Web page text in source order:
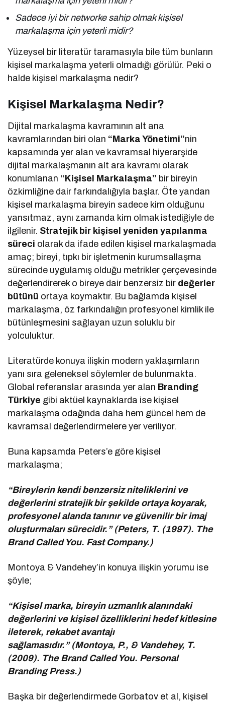
Sadece iyi bir networke sahip olmak kişisel
markalaşma için yeterli midir?
Yüzeysel bir literatür taramasıyla bile tüm bunların
kişisel markalaşma yeterli olmadığı görülür. Peki o
halde kişisel markalaşma nedir?
Kişisel Markalaşma Nedir?
Dijital markalaşma kavramının alt ana
kavramlarından biri olan “Marka Yönetimi”nin
kapsamında yer alan ve kavramsal hiyerarşide
dijital markalaşmanın alt ara kavramı olarak
konumlanan “Kişisel Markalaşma” bir bireyin
özkimliğine dair farkındalığıyla başlar. Öte yandan
kişisel markalaşma bireyin sadece kim olduğunu
yansıtmaz, aynı zamanda kim olmak istediğiyle de
ilgilenir. Stratejik bir kişisel yeniden yapılanma
süreci olarak da ifade edilen kişisel markalaşmada
amaç; bireyi, tıpkı bir işletmenin kurumsallaşma
sürecinde uygulamış olduğu metrikler çerçevesinde
değerlendirerek o bireye dair benzersiz bir değerler
bütünü ortaya koymaktır. Bu bağlamda kişisel
markalaşma, öz farkındalığın profesyonel kimlik ile
bütünleşmesini sağlayan uzun soluklu bir
yolculuktur.
Literatürde konuya ilişkin modern yaklaşımların
yanı sıra geleneksel söylemler de bulunmakta.
Global referanslar arasında yer alan Branding
Türkiye gibi aktüel kaynaklarda ise kişisel
markalaşma odağında daha hem güncel hem de
kavramsal değerlendirmelere yer veriliyor.
Buna kapsamda Peters’e göre kişisel
markalaşma;
“Bireylerin kendi benzersiz niteliklerini ve
değerlerini stratejik bir şekilde ortaya koyarak,
profesyonel alanda tanınır ve güvenilir bir imaj
oluşturmaları sürecidir.” (Peters, T. (1997). The
Brand Called You. Fast Company.)
Montoya & Vandehey’in konuya ilişkin yorumu ise
şöyle;
“Kişisel marka, bireyin uzmanlık alanındaki
değerlerini ve kişisel özelliklerini hedef kitlesine
ileterek, rekabet avantajı
sağlamasıdır.” (Montoya, P., & Vandehey, T.
(2009). The Brand Called You. Personal
Branding Press.)
Başka bir değerlendirmede Gorbatov et al, kişisel